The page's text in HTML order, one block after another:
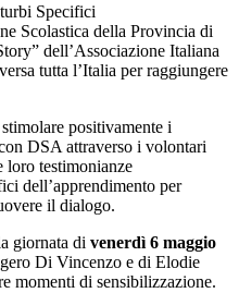
Specifici
Scolastica della Provincia di
dell’Associazione Italiana
tutta l’Italia per raggiungere
positivamente i
DSA attraverso i volontari
testimonianze
dell’apprendimento per
il dialogo.
giornata di venerdì 6 maggio
Di Vincenzo e di Elodie
momenti di sensibilizzazione.